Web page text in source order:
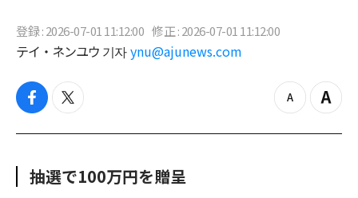
登録 : 2026-07-01 11:12:00 修正 : 2026-07-01 11:12:00
テイ・ネンユウ 기자 ynu@ajunews.com
f
c
o
t
i
e
z
o
Z
o
抽選で100万円を贈呈